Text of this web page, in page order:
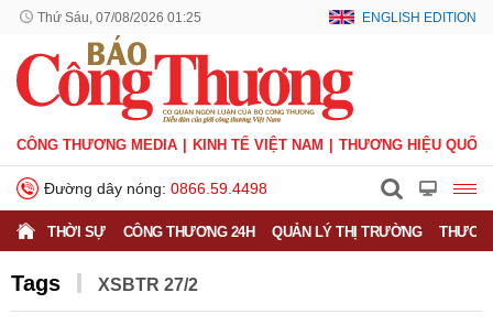
Thứ Sáu, 07/08/2026 01:25 ENGLISH EDITION
CÔNG THƯƠNG MEDIA KINH TẾ VIỆT NAM THƯƠNG HIỆU QUỐC
Đường dây nóng: 0866.59.4498
THỜI SỰ CÔNG THƯƠNG 24H QUẢN LÝ THỊ TRƯỜNG
Tags XSBTR 27/2